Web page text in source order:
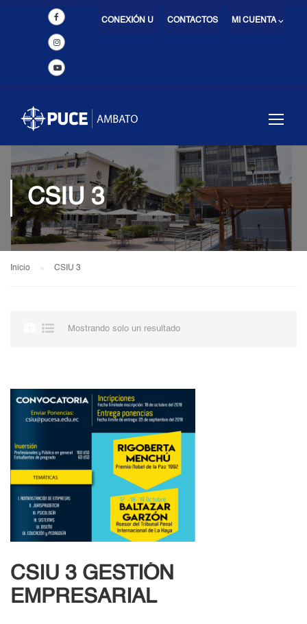
MI CUENTA ⌵
CONTACTOS
CONEXIÓN U
CSIU 3
Inicio CSIU 3
Mostrando solo un resultado
CSIU 3 GESTIÓN
EMPRESARIAL